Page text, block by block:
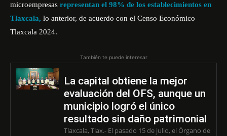
microempresas representan el 98% de los establecimientos en
Tlaxcala, lo anterior, de acuerdo con el Censo Económico
Tlaxcala 2024.
También te puede interesar
La capital obtiene la mejor
evaluación del OFS, aunque un
municipio logró el único
resultado sin daño patrimonial
Tlaxcala, Tlax.- El pasado 15 de julio, el Órgano de